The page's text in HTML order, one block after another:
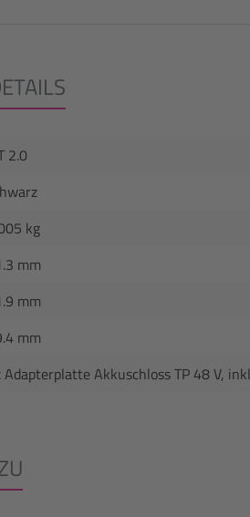
2.0
kg
mm
mm
mm
Adapterplatte Akkuschloss TP 48 V,